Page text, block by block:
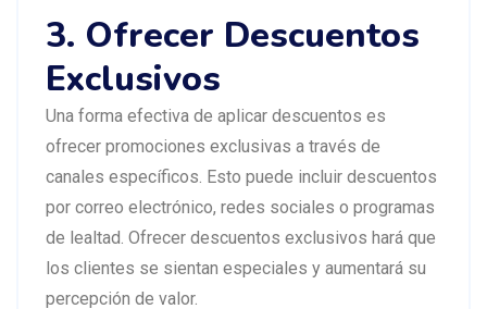
3. Ofrecer Descuentos
Exclusivos
Una forma efectiva de aplicar descuentos es
ofrecer promociones exclusivas a través de
canales específicos. Esto puede incluir descuentos
por correo electrónico, redes sociales o programas
de lealtad. Ofrecer descuentos exclusivos hará que
los clientes se sientan especiales y aumentará su
percepción de valor.